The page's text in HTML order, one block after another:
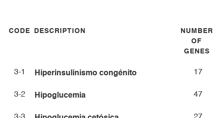
CODE DESCRIPTION
NUMBER
OF
GENES
3-1 Hiperinsulinismo congénito 17
3-2 Hipoglucemia 47